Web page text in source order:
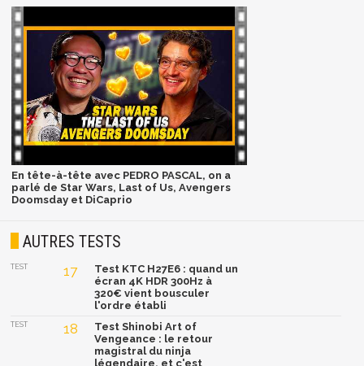
En tête-à-tête avec PEDRO PASCAL, on a
parlé de Star Wars, Last of Us, Avengers
Doomsday et DiCaprio
AUTRES TESTS
TEST 17
Test KTC H27E6 : quand un
écran 4K HDR 300Hz à
320€ vient bousculer
l'ordre établi
TEST 18
Test Shinobi Art of
Vengeance : le retour
magistral du ninja
légendaire, et c'est